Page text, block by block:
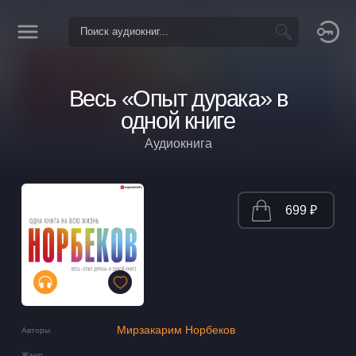
Весь «Опыт дурака» в
одной книге
Аудиокнига
Авторы Мирзакарим Норбеков
699 ₽